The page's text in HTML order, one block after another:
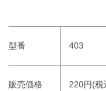
型番 403
販売価格 220円(税